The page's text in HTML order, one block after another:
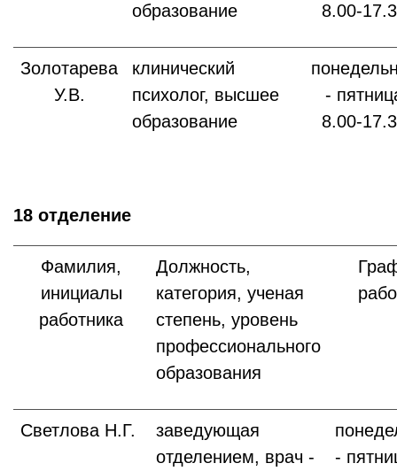
образование
8.00-
Золотарева
У.В.
клинический
психолог, высшее
образование
-
8.00-
18 отделение
Фамилия,
инициалы
работника
Должность,
категория, ученая
степень, уровень
профессионального
образования
Светлова Н.Г.
заведующая
отделением, врач -
-